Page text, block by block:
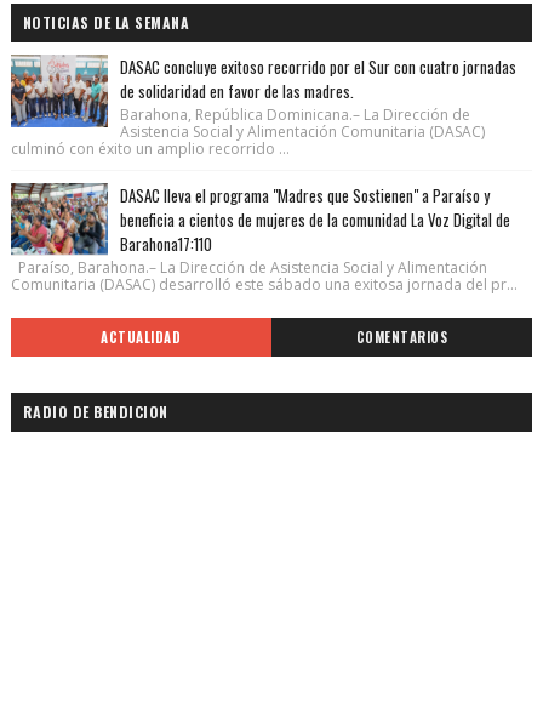
NOTICIAS DE LA SEMANA
DASAC concluye exitoso recorrido por el Sur con cuatro jornadas
de solidaridad en favor de las madres.
Barahona, República Dominicana.– La Dirección de
Asistencia Social y Alimentación Comunitaria (DASAC)
culminó con éxito un amplio recorrido ...
DASAC lleva el programa "Madres que Sostienen" a Paraíso y
beneficia a cientos de mujeres de la comunidad La Voz Digital de
Barahona17:110
Paraíso, Barahona.– La Dirección de Asistencia Social y Alimentación
Comunitaria (DASAC) desarrolló este sábado una exitosa jornada del pr...
ACTUALIDAD COMENTARIOS
RADIO DE BENDICION